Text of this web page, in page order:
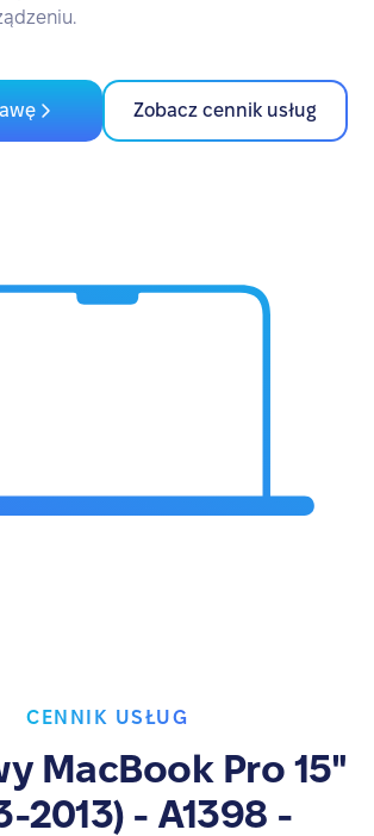
Zobacz cennik usług
CENNIK USŁUG
MacBook Pro 15"
2013) - A1398 -